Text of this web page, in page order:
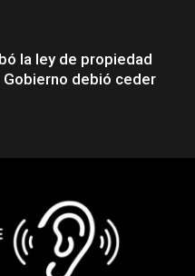
la ley de propiedad
Gobierno debió ceder